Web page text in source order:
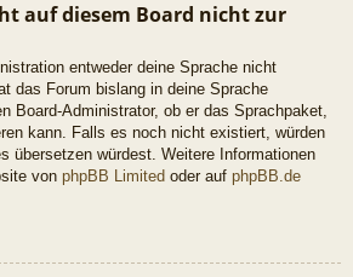
auf diesem Board nicht zur
entweder deine Sprache nicht
das Forum bislang in deine Sprache
Board-Administrator, ob er das Sprachpaket,
kann. Falls es noch nicht existiert, würden
übersetzen würdest. Weitere Informationen
von phpBB Limited oder auf phpBB.de